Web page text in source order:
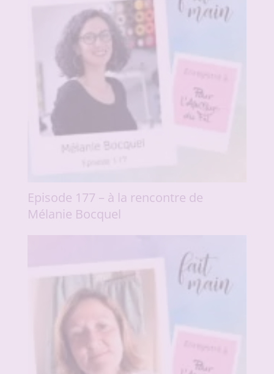
Episode 177 – à la rencontre de
Mélanie Bocquel